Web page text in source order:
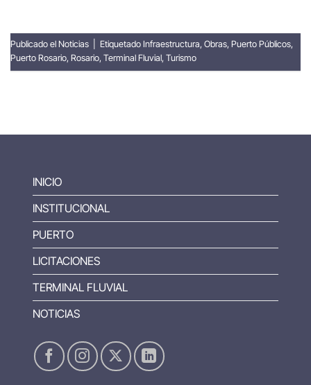
Publicado el Noticias Etiquetado Infraestructura, Obras, Puerto Públicos,
Puerto Rosario, Rosario, Terminal Fluvial, Turismo
INICIO
INSTITUCIONAL
PUERTO
LICITACIONES
TERMINAL FLUVIAL
NOTICIAS